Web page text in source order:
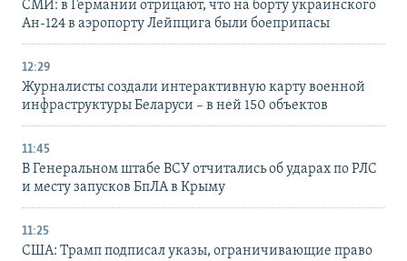
СМИ: в Германии отрицают, что на борту украинского
Ан-124 в аэропорту Лейпцига были боеприпасы
12:29
Журналисты создали интерактивную карту военной
инфраструктуры Беларуси – в ней 150 объектов
11:45
В Генеральном штабе ВСУ отчитались об ударах по РЛС
и месту запусков БпЛА в Крыму
11:25
США: Трамп подписал указы, ограничивающие право